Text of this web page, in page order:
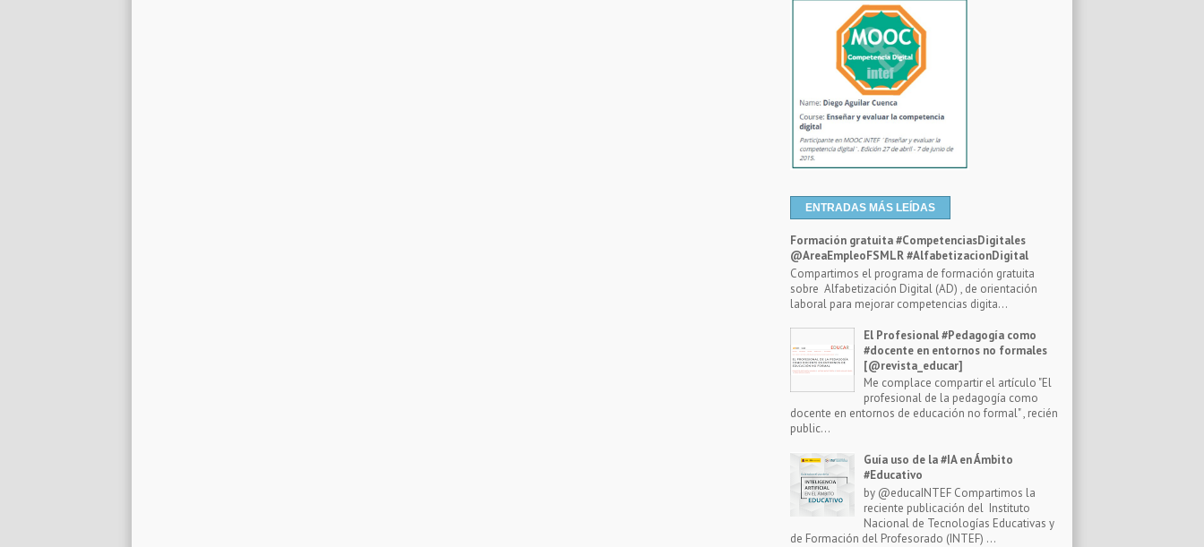
ENTRADAS MÁS LEÍDAS
Formación gratuita #CompetenciasDigitales
@AreaEmpleoFSMLR #AlfabetizacionDigital
Compartimos el programa de formación gratuita
sobre Alfabetización Digital (AD) , de orientación
laboral para mejorar competencias digita...
El Profesional #Pedagogía como
#docente en entornos no formales
[@revista_educar]
Me complace compartir el artículo "El
profesional de la pedagogía como
docente en entornos de educación no formal" , recién
public...
Guía uso de la #IA en Ámbito
#Educativo
by @educaINTEF Compartimos la
reciente publicación del Instituto
Nacional de Tecnologías Educativas y
de Formación del Profesorado (INTEF) ...